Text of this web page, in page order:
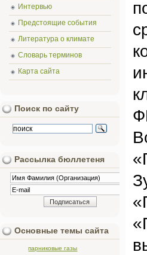
Интервью
Предстоящие события
Литература о климате
Словарь терминов
Карта сайта
Поиск по сайту
Рассылка бюллетеня
Основные темы сайта
парниковые газы